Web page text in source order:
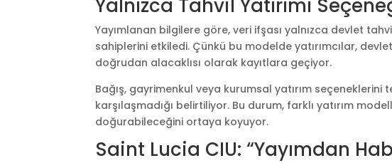
Yalnızca Tahvil Yatırımı
Yayımlanan bilgilere göre, veri ifşası yalnızca devlet
sahiplerini etkiledi. Çünkü bu modelde yatırımcılar,
doğrudan alacaklısı olarak kayıtlara geçiyor.
Bağış, gayrimenkul veya kurumsal yatırım seçeneklerini
karşılaşmadığı belirtiliyor. Bu durum, farklı yatırım
doğurabileceğini ortaya koyuyor.
Saint Lucia CIU: “Yayımdan